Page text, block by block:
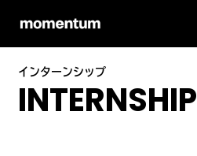
インターンシップ
INTERNSHIP